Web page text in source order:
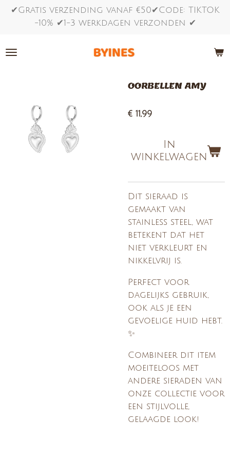
Ga
de
✔Gratis verzending vanaf €50✔Code: TIKTOK
-10% ✔1-3 werkdagen verzonden ✔
OORBELLEN AMY
€ 11,99
In
winkelwagen
Dit sieraad is
gemaakt van
stainless steel, wat
betekent dat het
niet verkleurt en
nikkelvrij is.
Perfect voor
dagelijks gebruik,
ook als je een
gevoelige huid hebt.
✨
Combineer dit item
moeiteloos met
andere sieraden van
onze collectie voor
een stijlvolle,
gelaagde look!